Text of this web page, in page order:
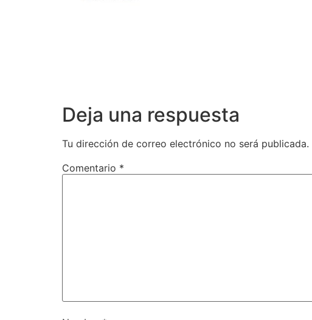
Deja una respuesta
Tu dirección de correo electrónico no será publicada.
Comentario *